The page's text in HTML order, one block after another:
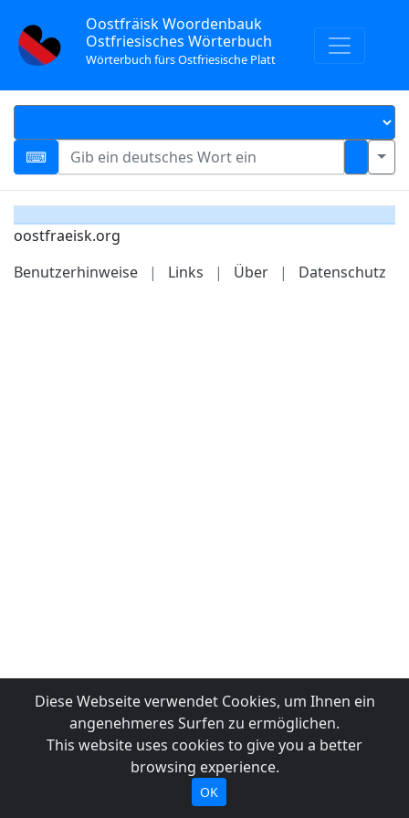
Oostfräisk Woordenbauk
Ostfriesisches Wörterbuch
Wörterbuch fürs Ostfriesische Platt
oostfraeisk.org
Benutzerhinweise
| Links | Über | Datenschutz
Diese Webseite verwendet Cookies, um Ihnen ein
angenehmeres Surfen zu ermöglichen.
This website uses cookies to give you a better
browsing experience.
OK